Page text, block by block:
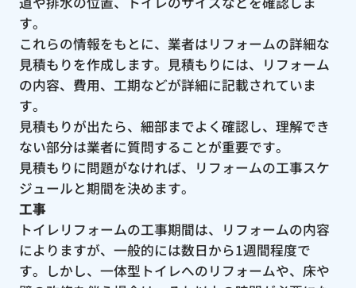
す。
これらの情報をもとに、業者はリフォームの詳細な
見積もりを作成します。見積もりには、リフォーム
の内容、費用、工期などが詳細に記載されていま
す。
見積もりが出たら、細部までよく確認し、理解でき
ない部分は業者に質問することが重要です。
見積もりに問題がなければ、リフォームの工事スケ
ジュールと期間を決めます。
工事
トイレリフォームの工事期間は、リフォームの内容
によりますが、一般的には数日から1週間程度で
す。しかし、一体型トイレへのリフォームや、床や